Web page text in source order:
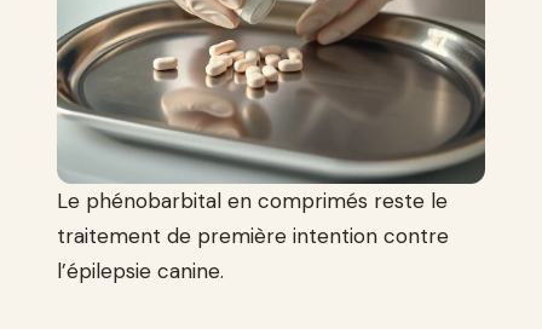
Le phénobarbital en comprimés reste le
traitement de première intention contre
l’épilepsie canine.